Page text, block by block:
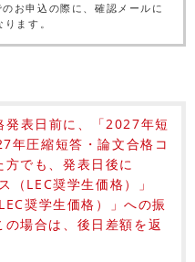
お申込の際に、確認メールに
ます。
表日前に、「2027年短
年圧縮短答・論文合格コ
でも、発表日後に
（LEC奨学生価格）」
奨学生価格）」への振
場合は、後日差額を返